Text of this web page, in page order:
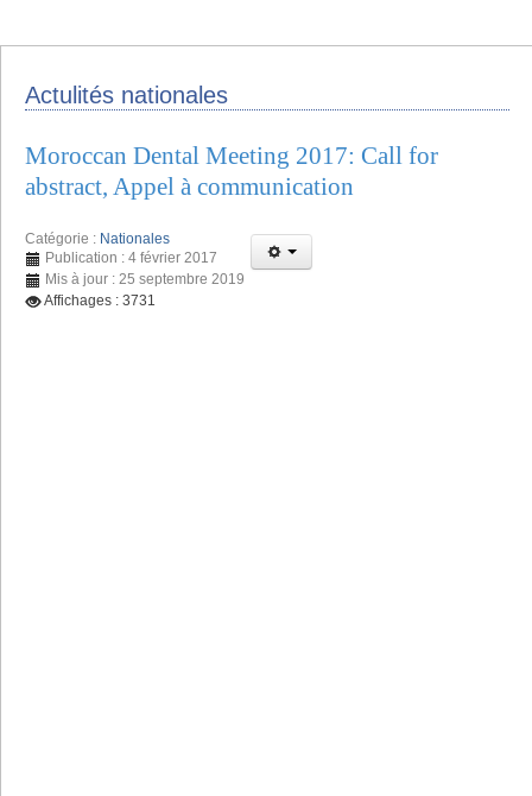
Actulités nationales
Moroccan Dental Meeting 2017: Call for
abstract, Appel à communication
Catégorie : Nationales
Publication : 4 février 2017
Mis à jour : 25 septembre 2019
Affichages : 3731